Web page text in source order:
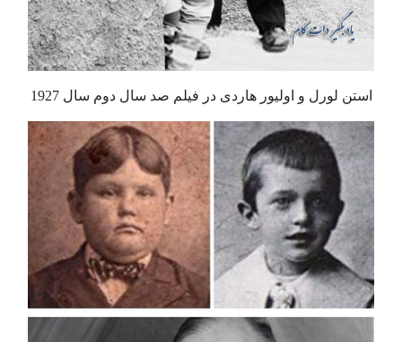
استن لورل و اولیور هاردی در فیلم صد سال دوم سال 1927